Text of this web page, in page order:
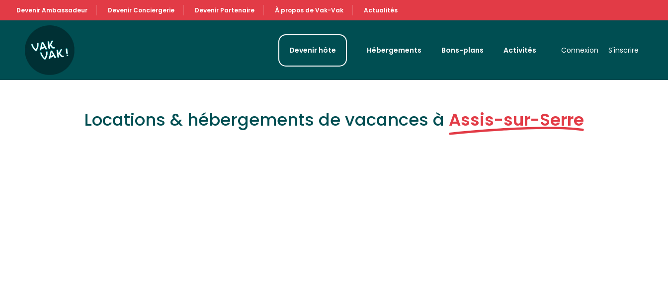
Devenir Ambassadeur Devenir Conciergerie Devenir Partenaire À propos de Vak-Vak Actualités
Devenir hôte Hébergements Bons-plans Activités Connexion S'inscrire
Locations & hébergements de vacances à Assis-sur-Serre